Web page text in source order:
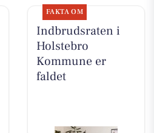
FAKTA OM
Indbrudsraten i
Holstebro
Kommune er
faldet